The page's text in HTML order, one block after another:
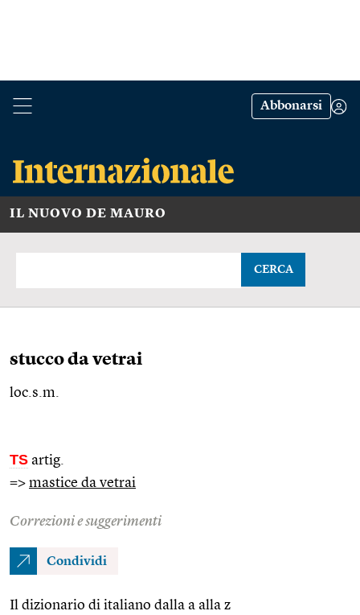
Abbonarsi
IL NUOVO DE MAURO
CERCA
stucco da vetrai
loc.s.m.
TS artig.
=> mastice da vetrai
Correzioni e suggerimenti
Condividi
Il dizionario di italiano dalla a alla z